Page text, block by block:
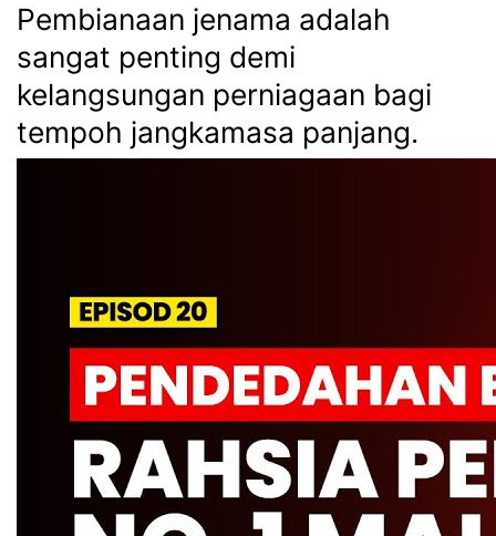
Pembianaan jenama adalah
sangat penting demi
kelangsungan perniagaan bagi
tempoh jangkamasa panjang.